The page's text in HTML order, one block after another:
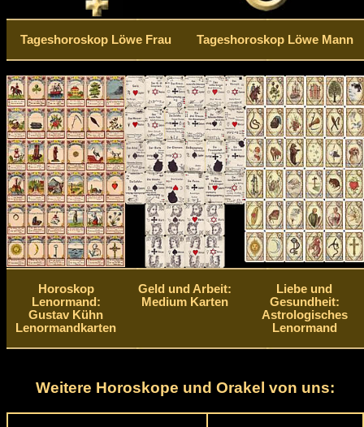
Tageshoroskop Löwe Frau Tageshoroskop Löwe Mann
Horoskop
Lenormand:
Gustav Kühn
Lenormandkarten
Geld und Arbeit:
Medium Karten
Liebe und
Gesundheit:
Astrologisches
Lenormand
Weitere Horoskope und Orakel von uns: